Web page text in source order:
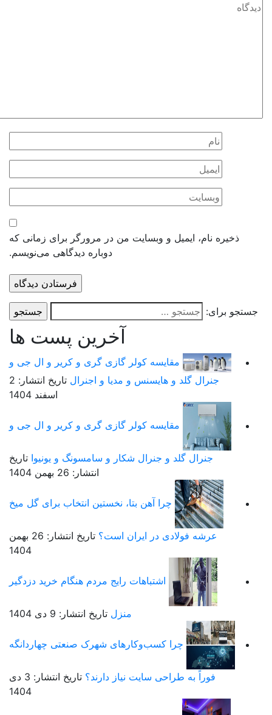
ذخیره نام، ایمیل و وبسایت من در مرورگر برای زمانی که
دوباره دیدگاهی می‌نویسم.
برای:
آخرین پست ها
مقایسه کولر گازی گری و کریر و ال جی و
جنرال گلد و هایسنس و مدیا و اجنرال
تاریخ انتشار: 2
اسفند 1404
مقایسه کولر گازی گری و کریر و ال جی و
جنرال گلد و جنرال شکار و سامسونگ و یونیوا تاریخ
انتشار: 26 بهمن 1404
چرا آهن بتا، نخستین انتخاب برای گل میخ
عرشه فولادی در ایران است؟
تاریخ انتشار: 26 بهمن
1404
اشتباهات رایج مردم هنگام خرید دزدگیر
منزل تاریخ انتشار: 9 دی 1404
چرا کسب‌وکارهای شهرک صنعتی چهاردانگه
فوراً به طراحی سایت نیاز دارند؟
تاریخ انتشار: 3 دی
1404